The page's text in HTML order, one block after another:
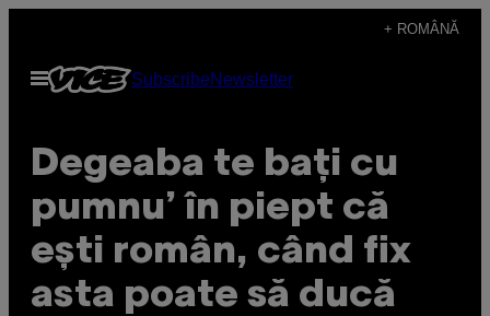
content
+ ROMÂNĂ
Open
Menu
SubscribeNewsletter
Degeaba te bați cu
pumnu’ în piept că
ești român, când fix
asta poate să ducă